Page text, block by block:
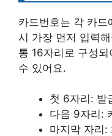
카드번호는 각 카드
시 가장 먼저 입력
통 16자리로 구성
수 있어요.
첫 6자리: 발
다음 9자리:
마지막 자리: